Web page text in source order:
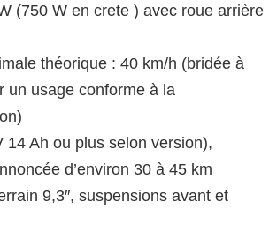
(750 W en crete ) avec roue arrière
théorique : 40 km/h (bridée à
un usage conforme à la
14 Ah ou plus selon version),
d’environ 30 à 45 km
9,3″, suspensions avant et